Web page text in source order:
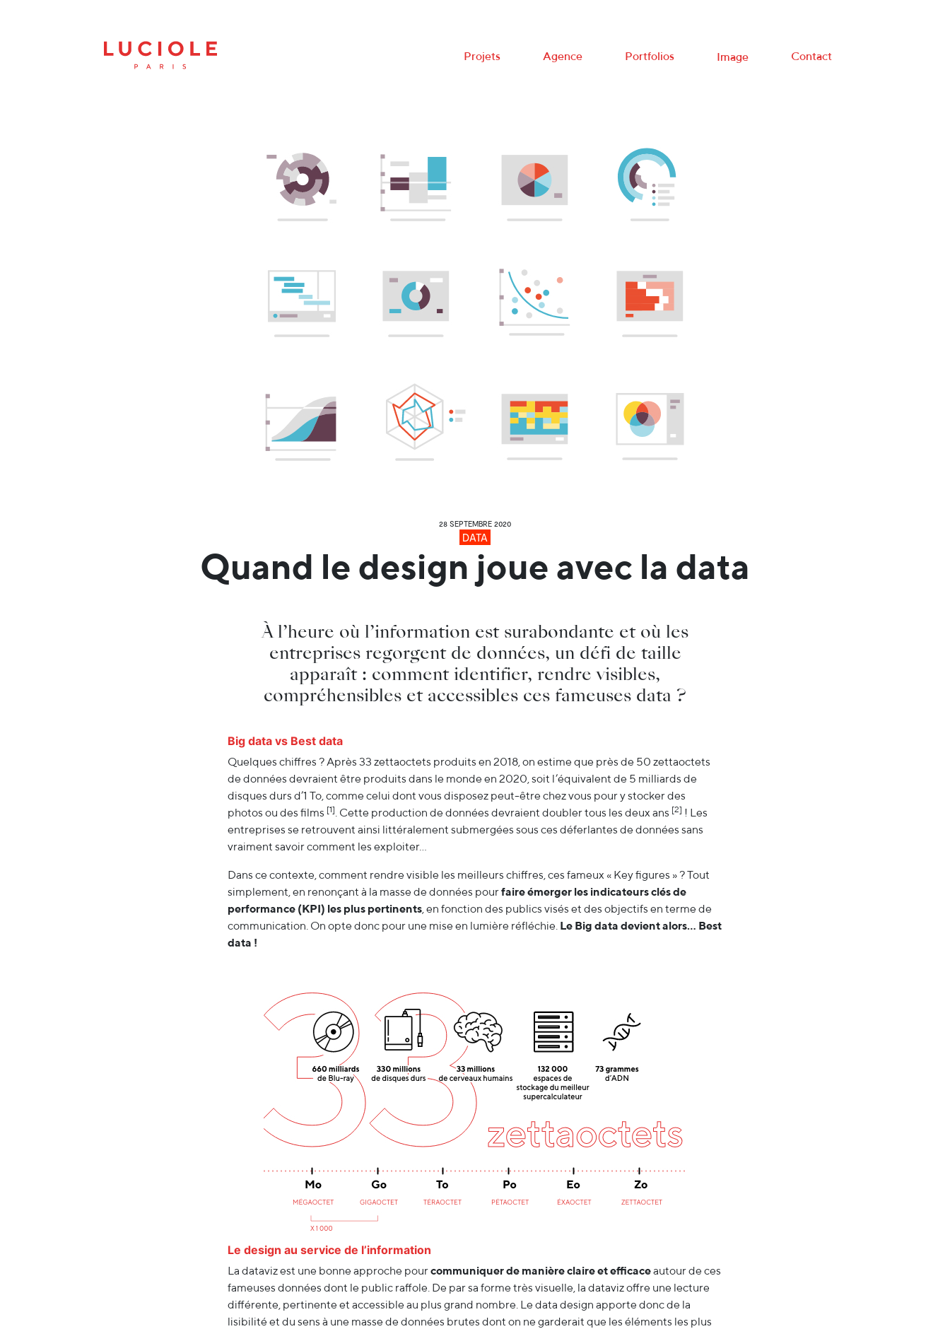
Projets Agence Portfolios Image Contact
28 SEPTEMBRE 2020
DATA
Quand le design joue avec la data
À l’heure où l’information est surabondante et où les
entreprises regorgent de données, un défi de taille
apparaît : comment identifier, rendre visibles,
compréhensibles et accessibles ces fameuses data ?
Big data vs Best data
Quelques chiffres ? Après 33 zettaoctets produits en 2018, on estime que près de 50 zettaoctets
de données devraient être produits dans le monde en 2020, soit l’équivalent de 5 milliards de
disques durs d’1 To, comme celui dont vous disposez peut-être chez vous pour y stocker des
photos ou des films [1]. Cette production de données devraient doubler tous les deux ans [2] ! Les
entreprises se retrouvent ainsi littéralement submergées sous ces déferlantes de données sans
vraiment savoir comment les exploiter…
Dans ce contexte, comment rendre visible les meilleurs chiffres, ces fameux « Key figures » ? Tout
simplement, en renonçant à la masse de données pourfaire émerger les indicateurs clés de
performance (KPI) les plus pertinents, en fonction des publics visés et des objectifs en terme de
communication. On opte donc pour une mise en lumière réfléchie. Le Big data devient alors… Best
data !
Le design au service de l’information
La dataviz est une bonne approche pourcommuniquer de manière claire et efficaceautour de ces
fameuses données dont le public raffole. De par sa forme très visuelle, la dataviz offre une lecture
différente, pertinente et accessible au plus grand nombre. Le data design apporte donc de la
lisibilité et du sens à une masse de données brutes dont on ne garderait que les éléments les plus